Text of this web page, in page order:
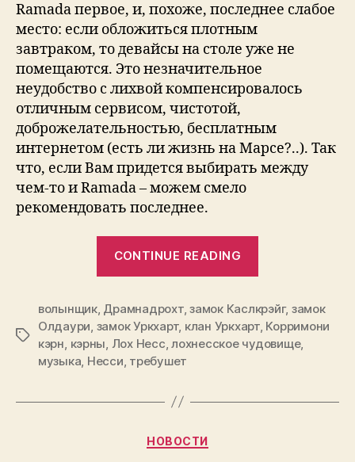
Ramada первое, и, похоже, последнее слабое
место: если обложиться плотным
завтраком, то девайсы на столе уже не
помещаются. Это незначительное
неудобство с лихвой компенсировалось
отличным сервисом, чистотой,
доброжелательностью, бесплатным
интернетом (есть ли жизнь на Марсе?..). Так
что, если Вам придется выбирать между
чем-то и Ramada – можем смело
рекомендовать последнее.
CONTINUE READING
и
центр
Несси.
Tags
волынщик, Драмнадрохт,замок Каслкрэйг, замок
Олдаури замок Уркхарт, клан Уркхарт, Корримони
кэрн кэрны Лох Несс ,лохнесское чудовище,
музыка Несси требушет
Categories
НОВОСТИ